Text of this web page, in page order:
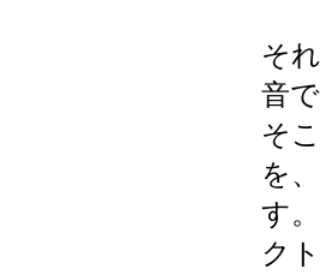
そ
音
そ
を
す
ク